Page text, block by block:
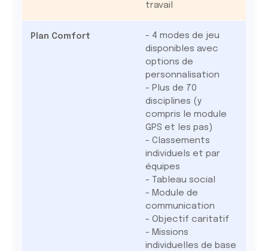
travail
- 4 modes de jeu
disponibles avec
options de
personnalisation
- Plus de 70
disciplines (y
compris le module
GPS et les pas)
- Classements
individuels et par
équipes
- Tableau social
- Module de
communication
- Objectif caritatif
- Missions
individuelles de base